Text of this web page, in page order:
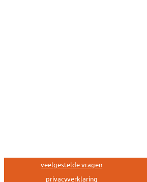
veelgestelde vragen
privacyverklaring